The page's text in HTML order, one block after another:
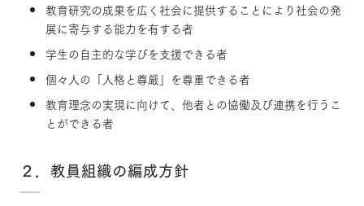
教育研究の成果を広く社会に提供することにより社会の発
展に寄与する能力を有する者
学生の自主的な学びを支援できる者
個々人の「人格と尊厳」を尊重できる者
教育理念の実現に向けて、他者との協働及び連携を行うこ
とができる者
２．教員組織の編成方針